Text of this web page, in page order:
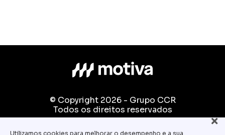
© Copyright 2026 - Grupo CCR
Todos os direitos reservados
Utilizamos cookies para melhorar o desempenho e a sua